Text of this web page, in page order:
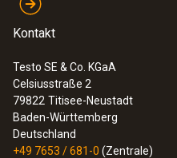
Kontakt
Testo SE & Co. KGaA
Celsiusstraße 2
79822 Titisee-Neustadt
Baden-Württemberg
Deutschland
+49 7653 / 681-0 (Zentrale)